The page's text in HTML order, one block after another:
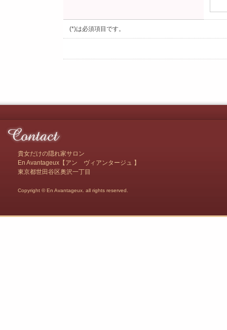
(*)は必須項目です。
貴女だけの隠れ家サロン
En Avantageux【アン ヴィアンタージュ 】
東京都世田谷区奥沢一丁目
Copyright © En Avantageux. all rights reserved.